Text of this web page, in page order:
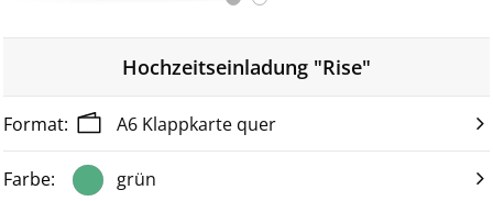
Hochzeitseinladung "Rise"
A6 Klappkarte quer
grün